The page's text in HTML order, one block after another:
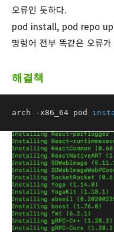
오류인 듯하다.
pod install, pod repo
명렁어 전부 똑같은 오류
해결책
arch -x86_64 pod